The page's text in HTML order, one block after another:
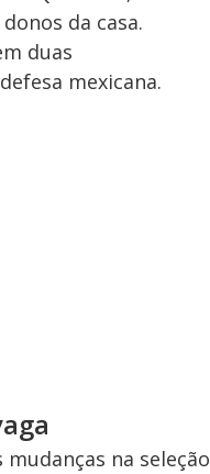
da casa.
duas
mexicana.
na seleção